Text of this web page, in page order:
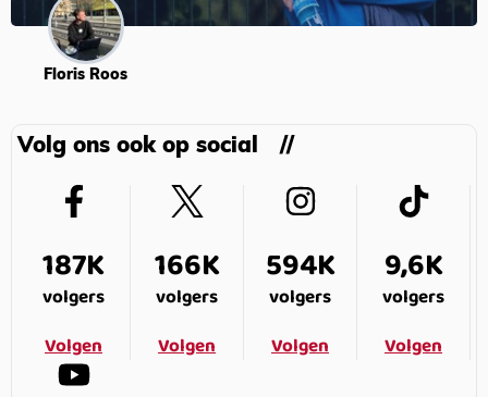
Floris Roos
Volg ons ook op social
187K
volgers
Volgen
166K
volgers
Volgen
594K
volgers
Volgen
9,6K
volgers
Volgen